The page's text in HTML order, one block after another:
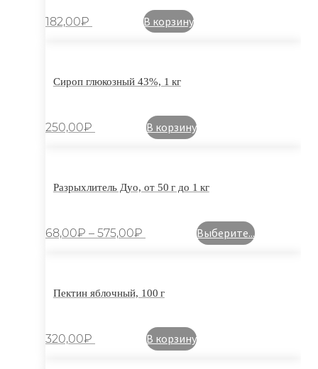
182,00₽ В корзину
Сироп глюкозный 43%, 1 кг
250,00₽ В корзину
Разрыхлитель Дуо, от 50 г до 1 кг
68,00₽ – 575,00₽ Выберите...
Пектин яблочный, 100 г
320,00₽ В корзину